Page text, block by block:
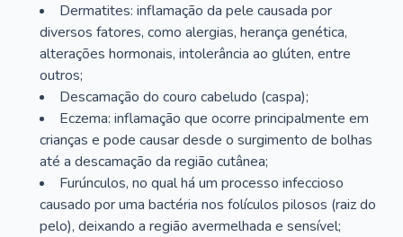
Dermatites: inflamação da pele causada por
diversos fatores, como alergias, herança genética,
alterações hormonais, intolerância ao glúten, entre
outros;
Descamação do couro cabeludo (caspa);
Eczema: inflamação que ocorre principalmente em
crianças e pode causar desde o surgimento de bolhas
até a descamação da região cutânea;
Furúnculos, no qual há um processo infeccioso
causado por uma bactéria nos folículos pilosos (raiz do
pelo), deixando a região avermelhada e sensível;